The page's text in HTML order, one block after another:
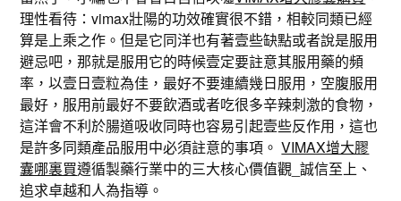
理性看待：vimax壯陽的功效確實很不錯，相較同類已經
算是上乘之作。但是它同洋也有著壹些缺點或者說是服用
避忌吧，那就是服用它的時候壹定要註意其服用藥的頻
率，以壹日壹粒為佳，最好不要連續幾日服用，空腹服用
最好，服用前最好不要飲酒或者吃很多辛辣刺激的食物，
這洋會不利於腸道吸收同時也容易引起壹些反作用，這也
是許多同類產品服用中必須註意的事項。VIMAX增大膠
囊哪裏買遵循製藥行業中的三大核心價值觀_誠信至上、
追求卓越和人為指導。